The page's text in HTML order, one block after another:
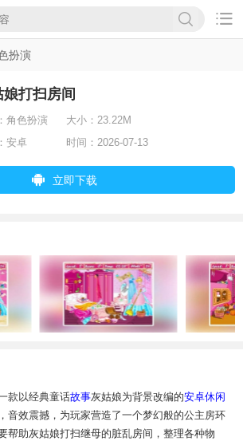

扮演
娘打扫房间
角色扮演 大小： 23.22M
安卓 时间： 2026-07-13
立即下载
款以经典童话故事灰姑娘为背景改编的安卓休闲
音效震撼，为玩家营造了一个梦幻般的公主房环
帮助灰姑娘打扫继母的脏乱房间，整理各种物